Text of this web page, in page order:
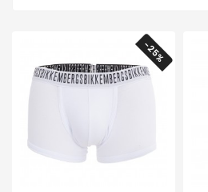
Promotions
-25%